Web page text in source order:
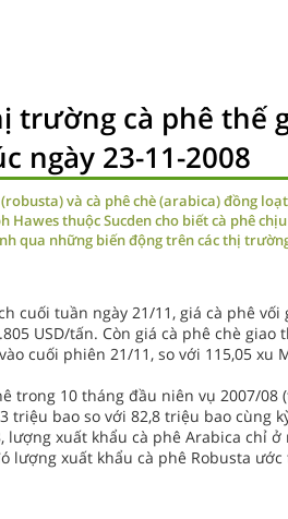
trường cà phê thế
ngày 23-11-2008
và cà phê chè (arabica) đồng
Hawes thuộc Sucden cho biết cà phê
qua những biến động trên các thị
cuối tuần ngày 21/11, giá cà phê
USD/tấn. Còn giá cà phê chè giao
cuối phiên 21/11, so với 115,05 xu
trong 10 tháng đầu niên vụ 2007/08
triệu bao so với 82,8 triệu bao cùng
lượng xuất khẩu cà phê Arabica chỉ
lượng xuất khẩu cà phê Robusta